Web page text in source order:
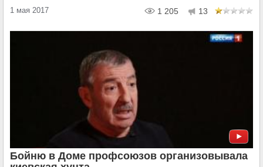
1 мая 2017 1 205 13
Бойню в Доме профсоюзов организовывала